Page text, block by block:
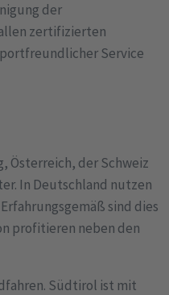
der
zertifizierten
Service
Österreich, der Schweiz
In Deutschland nutzen
sind dies
profitieren neben den
Südtirol ist mit